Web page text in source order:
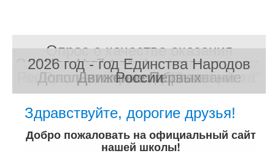
Оцените нашу работу
2025 - Год защитника Отечества
Опрос о качестве оказания
государственных и муниципальных
услуг
Другое дело
Объясняем.рф - официально о том,
что происходит
Школа № 7 принимает участие в
проекте Минпросвещения России
Навигатор дополнительного
образования Республики Крым
Вы довольны качеством питания?
Региональный проект "Точка роста"
Россия - страна достижений
Дополнительное образование
Движение Первых
2026 год - год Единства Народов
России
Здравствуйте, дорогие друзья!
Добро пожаловать на официальный сайт
нашей школы!